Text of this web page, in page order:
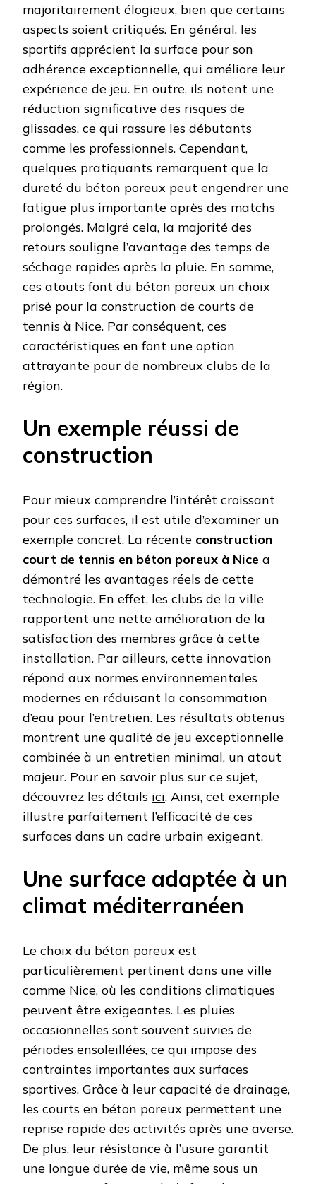
majoritairement élogieux, bien que certains
aspects soient critiqués. En général, les
sportifs apprécient la surface pour son
adhérence exceptionnelle, qui améliore leur
expérience de jeu. En outre, ils notent une
réduction significative des risques de
glissades, ce qui rassure les débutants
comme les professionnels. Cependant,
quelques pratiquants remarquent que la
dureté du béton poreux peut engendrer une
fatigue plus importante après des matchs
prolongés. Malgré cela, la majorité des
retours souligne l’avantage des temps de
séchage rapides après la pluie. En somme,
ces atouts font du béton poreux un choix
prisé pour la construction de courts de
tennis à Nice. Par conséquent, ces
caractéristiques en font une option
attrayante pour de nombreux clubs de la
région.
Un exemple réussi de
construction
Pour mieux comprendre l’intérêt croissant
pour ces surfaces, il est utile d’examiner un
exemple concret. La récente construction
court de tennis en béton poreux à Nice a
démontré les avantages réels de cette
technologie. En effet, les clubs de la ville
rapportent une nette amélioration de la
satisfaction des membres grâce à cette
installation. Par ailleurs, cette innovation
répond aux normes environnementales
modernes en réduisant la consommation
d’eau pour l’entretien. Les résultats obtenus
montrent une qualité de jeu exceptionnelle
combinée à un entretien minimal, un atout
majeur. Pour en savoir plus sur ce sujet,
découvrez les détails ici. Ainsi, cet exemple
illustre parfaitement l’efficacité de ces
surfaces dans un cadre urbain exigeant.
Une surface adaptée à un
climat méditerranéen
Le choix du béton poreux est
particulièrement pertinent dans une ville
comme Nice, où les conditions climatiques
peuvent être exigeantes. Les pluies
occasionnelles sont souvent suivies de
périodes ensoleillées, ce qui impose des
contraintes importantes aux surfaces
sportives. Grâce à leur capacité de drainage,
les courts en béton poreux permettent une
reprise rapide des activités après une averse.
De plus, leur résistance à l’usure garantit
une longue durée de vie, même sous un